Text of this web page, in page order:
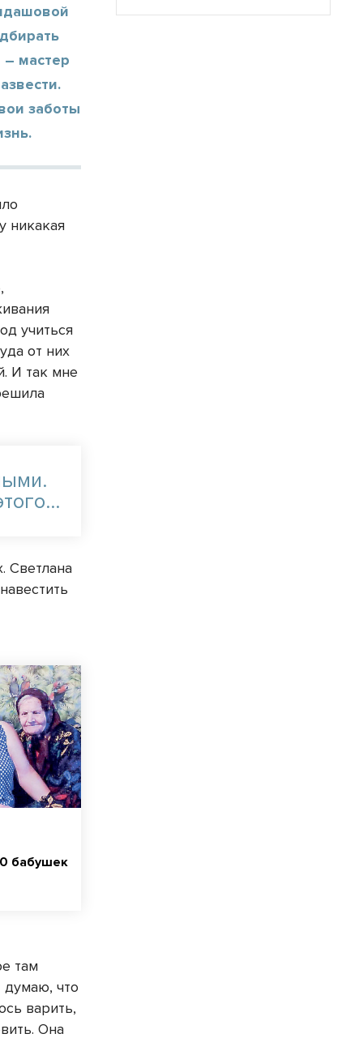
мастер
заботы
никакая
учиться
от них
И так мне
Светлана
бабушек
там
думаю, что
варить,
Она